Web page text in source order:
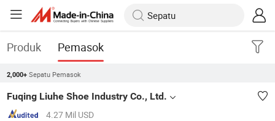
Produk Pemasok
2,000+ Sepatu Pemasok
Fuqing Liuhe Shoe Industry Co., Ltd.
4.27 Mil USD